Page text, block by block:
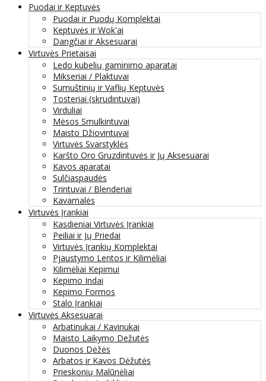
Puodai ir Keptuvės
Puodai ir Puodų Komplektai
Keptuvės ir Wok'ai
Dangčiai ir Aksesuarai
Virtuvės Prietaisai
Ledo kubelių gaminimo aparatai
Mikseriai / Plaktuvai
Sumuštinių ir Vaflių Keptuvės
Tosteriai (skrudintuvai)
Virduliai
Mėsos Smulkintuvai
Maisto Džiovintuvai
Virtuvės Svarstyklės
Karšto Oro Gruzdintuvės ir Jų Aksesuarai
Kavos aparatai
Sulčiaspaudės
Trintuvai / Blenderiai
Kavamalės
Virtuvės Įrankiai
Kasdieniai Virtuvės Įrankiai
Peiliai ir Jų Priedai
Virtuvės Įrankių Komplektai
Pjaustymo Lentos ir Kilimėliai
Kilimėliai Kepimui
Kepimo Indai
Kepimo Formos
Stalo Įrankiai
Virtuvės Aksesuarai
Arbatinukai / Kavinukai
Maisto Laikymo Dežutės
Duonos Dėžės
Arbatos ir Kavos Dėžutės
Prieskonių Malūnėliai